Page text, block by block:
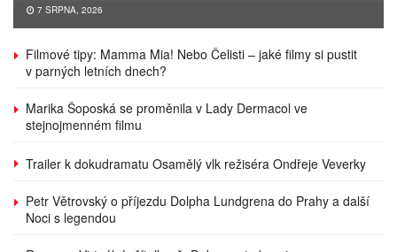
7 SRPNA, 2026
Filmové tipy: Mamma Mia! Nebo Čelisti – jaké filmy si pustit
v parných letních dnech?
Marika Šoposká se proměnila v Lady Dermacol ve
stejnojmenném filmu
Trailer k dokudramatu Osamělý vlk režiséra Ondřeje Veverky
Petr Větrovský o příjezdu Dolpha Lundgrena do Prahy a další
Noci s legendou